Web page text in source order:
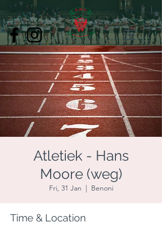
Atletiek - Hans
Moore (weg)
Fri, 31 Jan
  |
Benoni
Time & Location